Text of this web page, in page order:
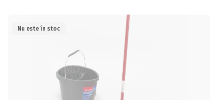
Nu este în stoc